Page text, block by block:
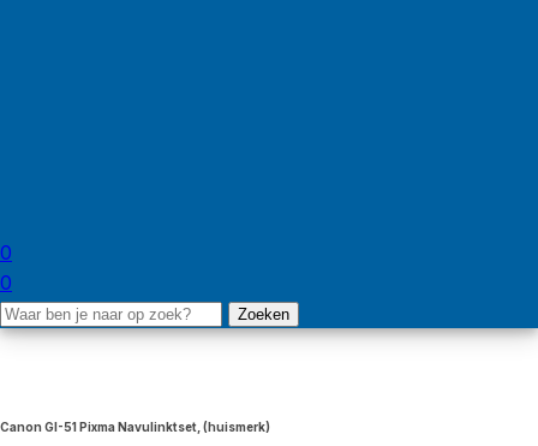
0
0
Zoeken
Canon GI-51 Pixma Navulinktset, (huismerk)